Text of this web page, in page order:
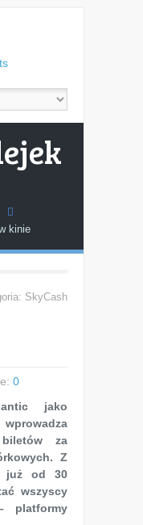
kinie
SkyCash
0
jako
za
Z
już od 30
wszyscy
platformy